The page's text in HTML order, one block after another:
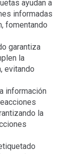
ayudan a
informadas
fomentando
garantiza
la
evitando
información
la